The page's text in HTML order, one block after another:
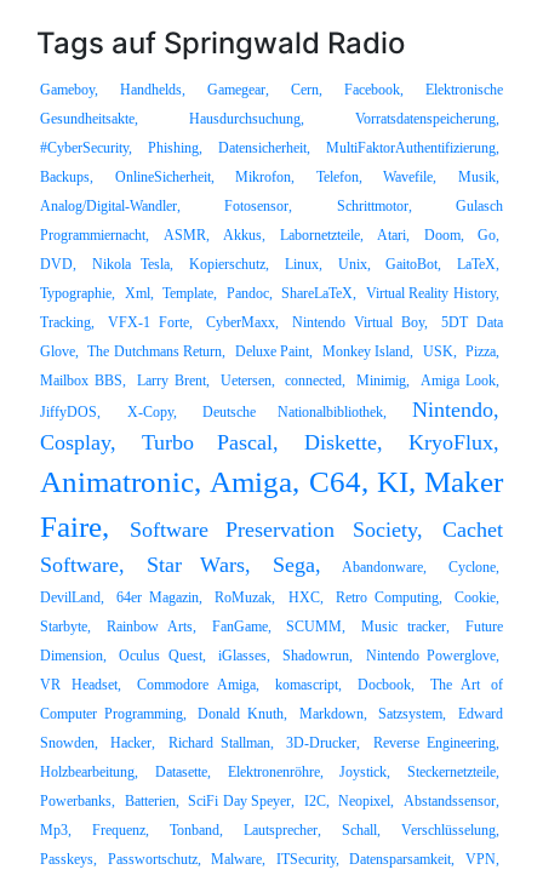
Tags auf Springwald Radio
Gameboy, Handhelds, Gamegear, Cern, Facebook,
Elektronische
Gesundheitsakte,
Hausdurchsuchung,
Vorratsdatenspeicherung,
#CyberSecurity,
Phishing, Datensicherheit,
MultiFaktorAuthentifizierung,
Backups,
OnlineSicherheit, Mikrofon, Telefon, Wavefile,
Musik,
Analog/Digital-Wandler,
Fotosensor, Schrittmotor,
Gulasch
Programmiernacht,
ASMR, Akkus, Labornetzteile, Atari, Doom,
Go,
DVD,
Nikola Tesla, Kopierschutz, Linux, Unix, GaitoBot,
LaTeX,
Typographie, Xml, Template, Pandoc, ShareLaTeX, Virtual Reality History,
Tracking,
VFX-1 Forte, CyberMaxx, Nintendo Virtual Boy,
5DT Data
Glove, The Dutchmans Return, Deluxe Paint, Monkey Island, USK, Pizza,
Mailbox BBS,
Larry Brent, Uetersen, connected, Minimig,
Amiga Look,
JiffyDOS,
X-Copy, Deutsche Nationalbibliothek,
Nintendo,
Cosplay,
Turbo Pascal, Diskette, KryoFlux,
Animatronic, Amiga, C64, KI, Maker
Faire,
Software Preservation Society,
Cachet
Software,
Star Wars, Sega, Abandonware,
Cyclone,
DevilLand,
64er Magazin, RoMuzak, HXC, Retro Computing,
Cookie,
Starbyte,
Rainbow Arts, FanGame, SCUMM, Music tracker,
Future
Dimension,
Oculus Quest, iGlasses, Shadowrun,
Nintendo Powerglove,
VR Headset,
Commodore Amiga, komascript, Docbook,
The Art of
Computer Programming,
Donald Knuth, Markdown, Satzsystem,
Edward
Snowden,
Hacker, Richard Stallman, 3D-Drucker,
Reverse Engineering,
Holzbearbeitung,
Datasette, Elektronenröhre, Joystick,
Steckernetzteile,
Powerbanks, Batterien, SciFi Day Speyer, I2C, Neopixel, Abstandssensor,
Mp3,
Frequenz, Tonband, Lautsprecher, Schall,
Verschlüsselung,
Passkeys,
Passwortschutz, Malware, ITSecurity, Datensparsamkeit,
VPN,